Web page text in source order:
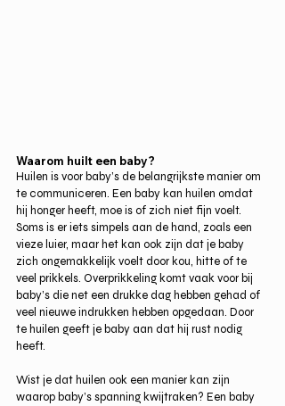
Waarom huilt een baby?
Huilen is voor baby’s de belangrijkste manier om
te communiceren. Een baby kan huilen omdat
hij honger heeft, moe is of zich niet fijn voelt.
Soms is er iets simpels aan de hand, zoals een
vieze luier, maar het kan ook zijn dat je baby
zich ongemakkelijk voelt door kou, hitte of te
veel prikkels. Overprikkeling komt vaak voor bij
baby’s die net een drukke dag hebben gehad of
veel nieuwe indrukken hebben opgedaan. Door
te huilen geeft je baby aan dat hij rust nodig
heeft.
Wist je dat huilen ook een manier kan zijn
waarop baby’s spanning kwijtraken? Een baby